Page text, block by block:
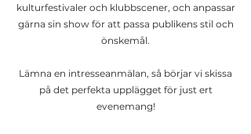
kulturfestivaler och klubbscener, och anpassar
gärna sin show för att passa publikens stil och
önskemål.
Lämna en intresseanmälan, så börjar vi skissa
på det perfekta upplägget för just ert
evenemang!